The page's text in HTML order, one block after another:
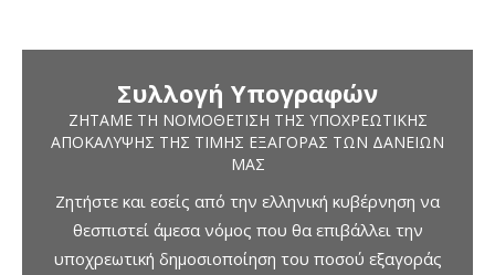
Συλλογή Υπογραφών
ΖΗΤΆΜΕ ΤΗ ΝΟΜΟΘΈΤΙΣΗ ΤΗΣ ΥΠΟΧΡΕΩΤΙΚΉΣ
ΑΠΟΚΆΛΥΨΗΣ ΤΗΣ ΤΙΜΉΣ ΕΞΑΓΟΡΆΣ ΤΩΝ ΔΑΝΕΊΩΝ
ΜΑΣ
Ζητήστε και εσείς από την ελληνική κυβέρνηση να
θεσπιστεί άμεσα νόμος που θα επιβάλλει την
υποχρεωτική δημοσιοποίηση του ποσού εξαγοράς